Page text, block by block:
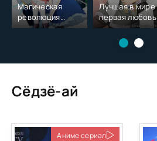
Магическая
революция
перерождённой
Лучшая в мире
первая любовь
[ТВ-1]
Сёдзё-ай
Аниме сериал